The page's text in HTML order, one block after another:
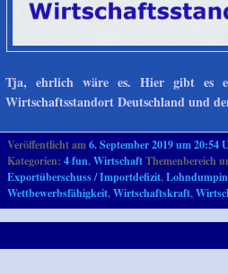
Tja, ehrlich wäre es. Hier gibt es
Wirtschaftsstandort Deutschland und
Veröffentlicht am6. September 2019 um 20:54
Kategorien:4 fun,WirtschaftThemenbereich
Exportüberschuss / Importdefizit,
Wettbewerbsfähigkeit,Wirtschaftskraft,